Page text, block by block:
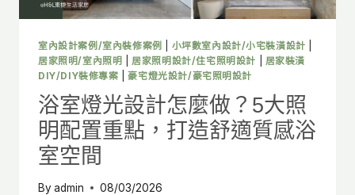
配
動
線
規
劃
一
次
看
室內設計案例/室內裝修案例 小坪數室內設計/小宅裝潢設計
居家照明/室內照明
|居家照明設計/住宅照明設計
居家裝潢
DIY/DIY裝修專案 |豪宅燈光設計/豪宅照明設計
浴室燈光設計怎麼做？5大照
明配置重點，打造舒適質感浴
室空間
Byadmin 08/03/2026